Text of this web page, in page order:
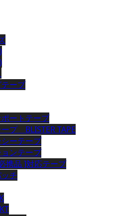
ープ
ートテープ
プ BLISTER TAPE
ーテープ
ンテープ
携品 ]対応テープ
チ